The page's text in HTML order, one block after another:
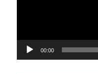
00:00